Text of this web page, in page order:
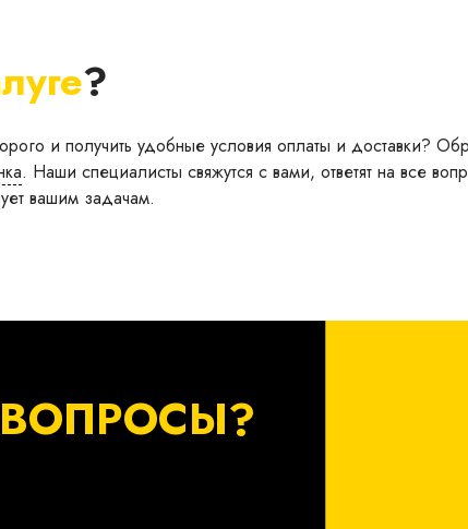
?
и получить удобные условия оплаты и доставки?
. Наши специалисты свяжутся с вами, ответят на все
вашим задачам.
ВОПРОСЫ?